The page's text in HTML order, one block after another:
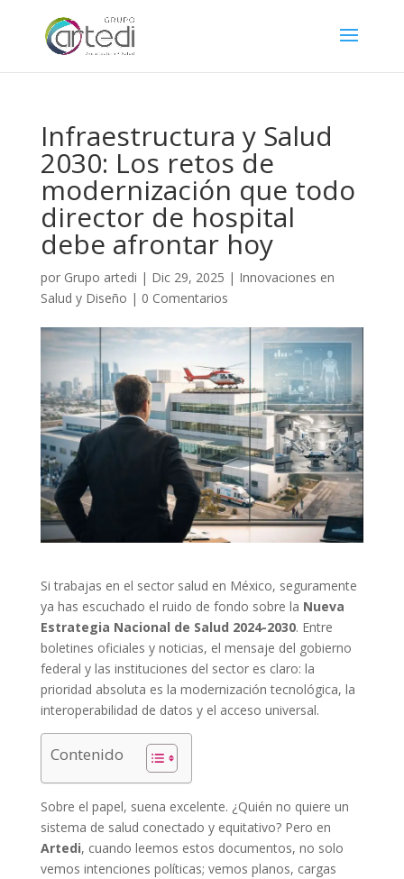
Infraestructura y Salud
2030: Los retos de
modernización que todo
director de hospital
debe afrontar hoy
por Grupo artedi | Dic 29, 2025 | Innovaciones en
Salud y Diseño | 0 Comentarios
Si trabajas en el sector salud en México, seguramente
ya has escuchado el ruido de fondo sobre la Nueva
Estrategia Nacional de Salud 2024-2030. Entre
boletines oficiales y noticias, el mensaje del gobierno
federal y las instituciones del sector es claro: la
prioridad absoluta es la modernización tecnológica, la
interoperabilidad de datos y el acceso universal.
Contenido
Sobre el papel, suena excelente. ¿Quién no quiere un
sistema de salud conectado y equitativo? Pero en
Artedi, cuando leemos estos documentos, no solo
vemos intenciones políticas; vemos planos, cargas